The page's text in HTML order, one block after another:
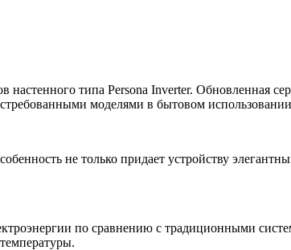
типа Persona Inverter. Обновленная
моделями в бытовом
не только придает устройству
по сравнению с традиционными